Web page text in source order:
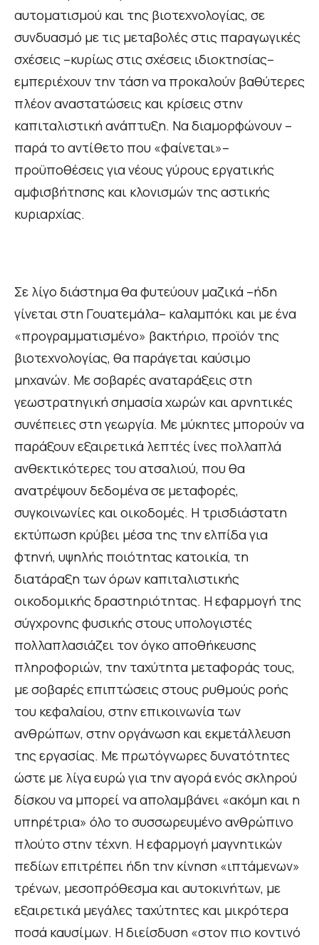
αυτοματισμού και της βιοτεχνολογίας, σε
συνδυασμό με τις μεταβολές στις παραγωγικές
σχέσεις –κυρίως στις σχέσεις ιδιοκτησίας–
εμπεριέχουν την τάση να προκαλούν βαθύτερες
πλέον αναστατώσεις και κρίσεις στην
καπιταλιστική ανάπτυξη. Να διαμορφώνουν –
παρά το αντίθετο που «φαίνεται»–
προϋποθέσεις για νέους γύρους εργατικής
αμφισβήτησης και κλονισμών της αστικής
κυριαρχίας.
Σε λίγο διάστημα θα φυτεύουν μαζικά –ήδη
γίνεται στη Γουατεμάλα– καλαμπόκι και με ένα
«προγραμματισμένο» βακτήριο, προϊόν της
βιοτεχνολογίας, θα παράγεται καύσιμο
μηχανών. Με σοβαρές αναταράξεις στη
γεωστρατηγική σημασία χωρών και αρνητικές
συνέπειες στη γεωργία. Με μύκητες μπορούν να
παράξουν εξαιρετικά λεπτές ίνες πολλαπλά
ανθεκτικότερες του ατσαλιού, που θα
ανατρέψουν δεδομένα σε μεταφορές,
συγκοινωνίες και οικοδομές. Η τρισδιάστατη
εκτύπωση κρύβει μέσα της την ελπίδα για
φτηνή, υψηλής ποιότητας κατοικία, τη
διατάραξη των όρων καπιταλιστικής
οικοδομικής δραστηριότητας. Η εφαρμογή της
σύγχρονης φυσικής στους υπολογιστές
πολλαπλασιάζει τον όγκο αποθήκευσης
πληροφοριών, την ταχύτητα μεταφοράς τους,
με σοβαρές επιπτώσεις στους ρυθμούς ροής
του κεφαλαίου, στην επικοινωνία των
ανθρώπων, στην οργάνωση και εκμετάλλευση
της εργασίας. Με πρωτόγνωρες δυνατότητες
ώστε με λίγα ευρώ για την αγορά ενός σκληρού
δίσκου να μπορεί να απολαμβάνει «ακόμη και η
υπηρέτρια» όλο το συσσωρευμένο ανθρώπινο
πλούτο στην τέχνη. Η εφαρμογή μαγνητικών
πεδίων επιτρέπει ήδη την κίνηση «ιπτάμενων»
τρένων, μεσοπρόθεσμα και αυτοκινήτων, με
εξαιρετικά μεγάλες ταχύτητες και μικρότερα
ποσά καυσίμων. Η διείσδυση «στον πιο κοντινό